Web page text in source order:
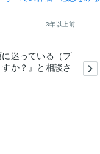
3年以上前
に迷っている（プ
か？』と相談さ